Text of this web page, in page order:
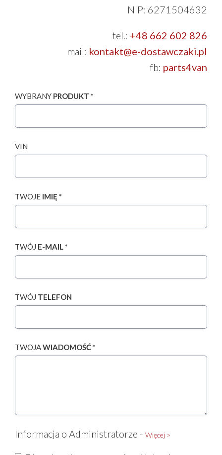
NIP: 6271504632
tel.: +48 662 602 826
mail: kontakt@e-dostawczaki.pl
fb: parts4van
WYBRANY PRODUKT *
VIN
TWOJE IMIĘ *
TWÓJ E-MAIL *
TWÓJ TELEFON
TWOJAWIADOMOŚĆ *
Informacja o Administratorze - Więcej >